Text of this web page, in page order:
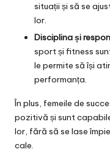
situații și să se
lor.
Disciplina și
sport și fitness
le permite să își
performanța.
În plus, femeile de
pozitivă și sunt
lor, fără să se lase
cale.